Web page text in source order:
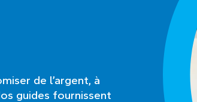
de l’argent, à
guides fournissent